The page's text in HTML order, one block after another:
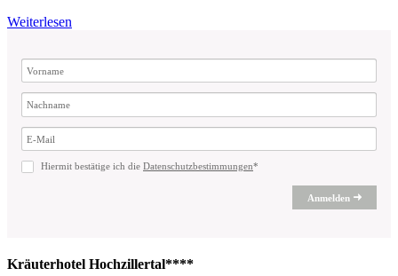
Weiterlesen
Hiermit bestätige ich die Datenschutzbestimmungen*
Anmelden
Kräuterhotel Hochzillertal****